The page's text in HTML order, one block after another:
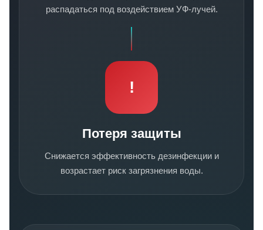
распадаться под воздействием УФ-лучей.
!
Потеря защиты
Снижается эффективность дезинфекции и
возрастает риск загрязнения воды.